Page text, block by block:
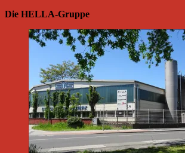
Die HELLA-Gruppe